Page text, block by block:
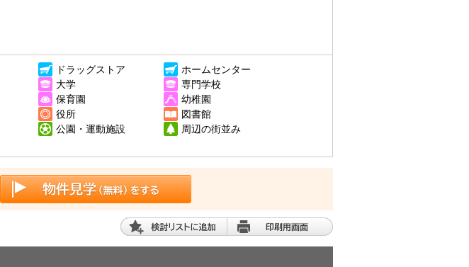
ドラッグストア
ホームセンター
大学
専門学校
保育園
幼稚園
役所
図書館
公園・運動施設
周辺の街並み